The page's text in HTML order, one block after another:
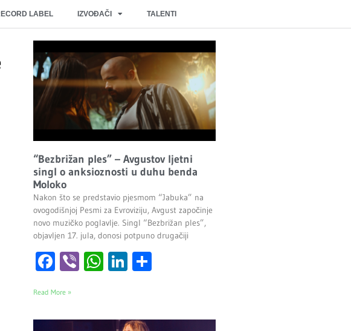
LABEL IZVOĐAČI TALENTI
“Bezbrižan ples” – Avgustov ljetni
singl o anksioznosti u duhu benda
Moloko
Nakon što se predstavio pjesmom “Jabuka” na
ovogodišnjoj Pesmi za Evroviziju, Avgust započinje
novo muzičko poglavlje. Singl “Bezbrižan ples”,
objavljen 17. jula, donosi potpuno drugačiji
Facebook
ViberWhatsApp
LinkedIn
Read More »